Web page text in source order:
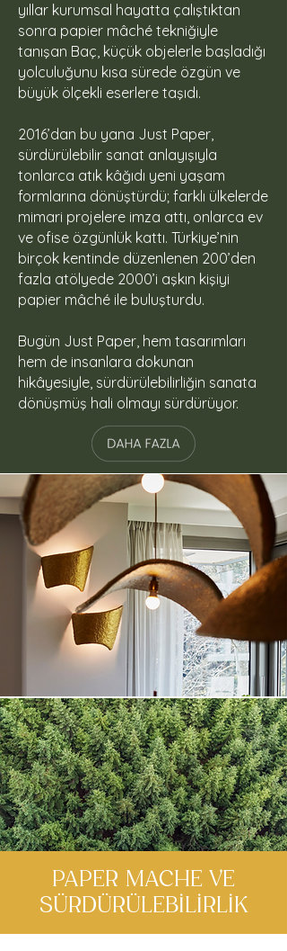
yıllar kurumsal hayatta çalıştıktan
sonra papier mâché tekniğiyle
tanışan Baç, küçük objelerle başladığı
yolculuğunu kısa sürede özgün ve
büyük ölçekli eserlere taşıdı.
2016’dan bu yana Just Paper,
sürdürülebilir sanat anlayışıyla
tonlarca atık kâğıdı yeni yaşam
formlarına dönüştürdü; farklı ülkelerde
mimari projelere imza attı, onlarca ev
ve ofise özgünlük kattı. Türkiye’nin
birçok kentinde düzenlenen 200’den
fazla atölyede 2000’i aşkın kişiyi
papier mâché ile buluşturdu.
Bugün Just Paper, hem tasarımları
hem de insanlara dokunan
hikâyesiyle, sürdürülebilirliğin sanata
dönüşmüş hali olmayı sürdürüyor.
PAPER MACHE VE
SÜRDÜRÜLEBİLİRLİK